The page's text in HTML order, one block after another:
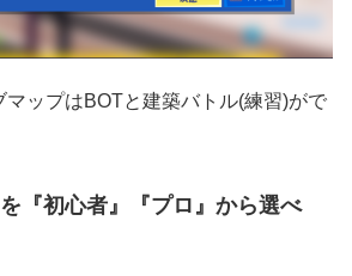
マップはBOTと建築バトル(練習)がで
『初心者』『プロ』から選べ